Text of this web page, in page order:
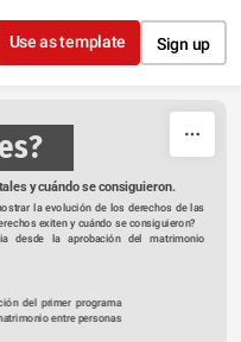
Use as template Sign up
y cuándo se consiguieron.
la evolución de los derechos de las
exiten y cuándo se consiguieron?
desde la aprobación del matrimonio
del primer programa
entre personas